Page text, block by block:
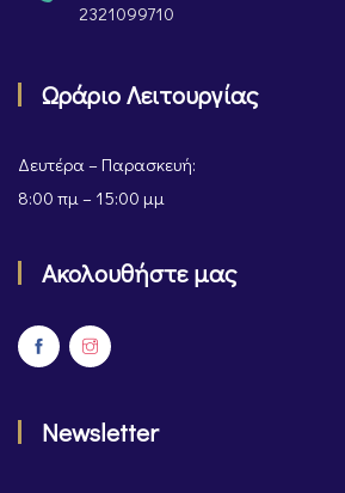
2321099710
Ωράριο Λειτουργίας
Δευτέρα – Παρασκευή:
8:00 πμ – 15:00 μμ
Ακολουθήστε μας
Newsletter